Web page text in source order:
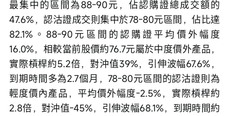
最集中的區間為88-90元，佔認購證總成交額的
47.6%，認沽證成交則集中於78-80元區間，佔比達
82.1%。88-90元區間的認購證平均價外幅度
16.0%，相較當前股價約76.7元屬於中度價外產品，
實際槓桿約5.2倍，對沖值39%，引伸波幅67.6%，
到期時間多為2.7個月，78-80元區間的認沽證則為
輕度價內產品，平均價外幅度-2.5%，實際槓桿約
2.8倍，對沖值-45%，引伸波幅68.1%，到期時間約